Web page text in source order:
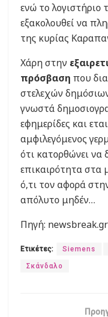
ενώ το λογιστήριο
εξακολουθεί να
της κυρίας
Χάρη στην
πρόσβαση που
στελεχών
γνωστά
εφημερίδες και
αμφιλεγόμενος
ότι κατορθώνει να
επικαιρότητα στα
ό,τι τον αφορά
απόλυτο μηδέν…
Πηγή: newsbreak.gr
Ετικέτες: Siemens
Σκάνδαλο